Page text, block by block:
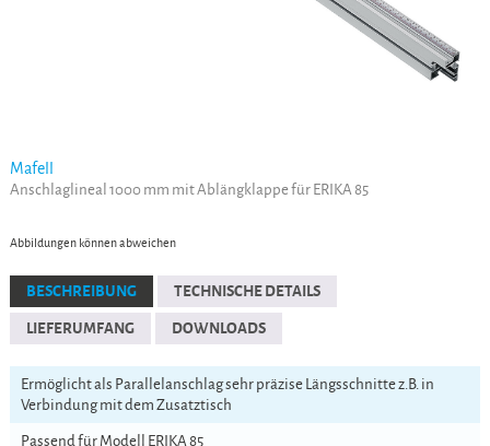
Mafell
Anschlaglineal 1000 mm mit Ablängklappe für ERIKA 85
Abbildungen können abweichen
BESCHREIBUNG TECHNISCHE DETAILS
LIEFERUMFANG DOWNLOADS
Ermöglicht als Parallelanschlag sehr präzise Längsschnitte z.B. in
Verbindung mit dem Zusatztisch
Passend für Modell ERIKA 85